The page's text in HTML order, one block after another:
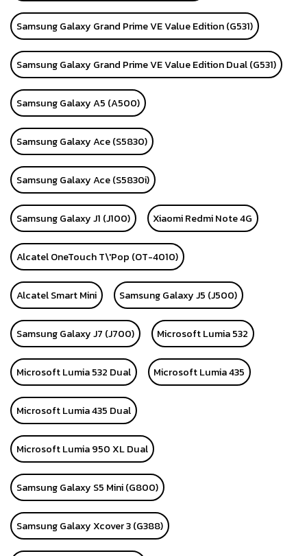
Samsung Galaxy Grand Prime VE Value Edition (G531)
Samsung Galaxy Grand Prime VE Value Edition Dual (G531)
Samsung Galaxy A5 (A500)
Samsung Galaxy Ace (S5830)
Samsung Galaxy Ace (S5830i)
Samsung Galaxy J1 (J100) Xiaomi Redmi Note 4G
Alcatel OneTouch T\'Pop (OT-4010)
Alcatel Smart Mini Samsung Galaxy J5 (J500)
Samsung Galaxy J7 (J700) Microsoft Lumia 532
Microsoft Lumia 532 Dual Microsoft Lumia 435
Microsoft Lumia 435 Dual
Microsoft Lumia 950 XL Dual
Samsung Galaxy S5 Mini (G800)
Samsung Galaxy Xcover 3 (G388)